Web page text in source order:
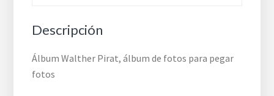
Descripción
Álbum Walther Pirat, álbum de fotos para pegar
fotos